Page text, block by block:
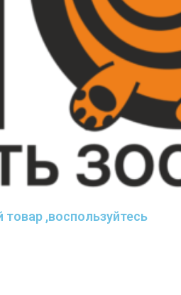
,воспользуйтесь